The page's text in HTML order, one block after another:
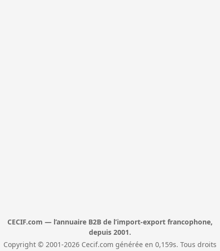
CECIF.com — l’annuaire B2B de l’import-export francophone,
depuis 2001.
Copyright © 2001-2026 Cecif.com générée en 0,159s. Tous droits